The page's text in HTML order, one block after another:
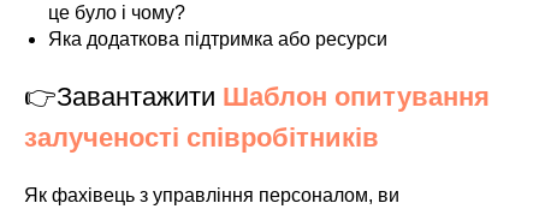
це було і чому?
Яка додаткова підтримка або ресурси
👉Завантажити Шаблон опитування
залученості співробітників
Як фахівець з управління персоналом, ви